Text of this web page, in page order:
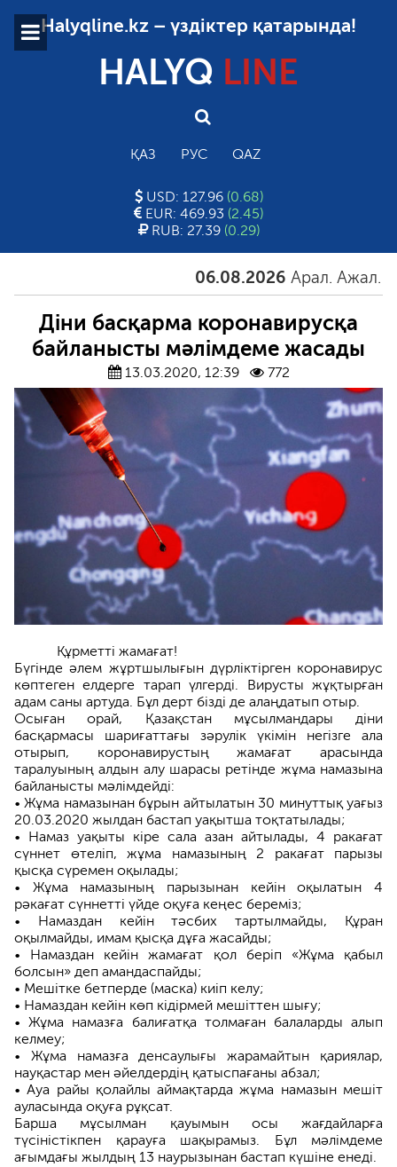
Halyqline.kz – үздіктер қатарында!
HALYQ LINE
ҚАЗ РУС QAZ
USD: 127.96 (0.68)
EUR: 469.93 (2.45)
RUB: 27.39 (0.29)
06.08.2026 Арал. Ажал.
Діни басқарма коронавирусқа
байланысты мәлімдеме жасады
13.03.2020, 12:39 772
Құрметті жамағат!
Бүгінде әлем жұртшылығын дүрліктірген коронавирус
көптеген елдерге тарап үлгерді. Вирусты жұқтырған
адам саны артуда. Бұл дерт бізді де алаңдатып отыр.
Осыған орай, Қазақстан мұсылмандары діни
басқармасы шариғаттағы зәрулік үкімін негізге ала
отырып, коронавирустың жамағат арасында
таралуының алдын алу шарасы ретінде жұма намазына
байланысты мәлімдейді:
• Жұма намазынан бұрын айтылатын 30 минуттық уағыз
20.03.2020 жылдан бастап уақытша тоқтатылады;
• Намаз уақыты кіре сала азан айтылады, 4 ракағат
сүннет өтеліп, жұма намазының 2 ракағат парызы
қысқа сүремен оқылады;
• Жұма намазының парызынан кейін оқылатын 4
рәкағат сүннетті үйде оқуға кеңес береміз;
• Намаздан кейін тәсбих тартылмайды, Құран
оқылмайды, имам қысқа дұға жасайды;
• Намаздан кейін жамағат қол беріп «Жұма қабыл
болсын» деп амандаспайды;
• Мешітке бетперде (маска) киіп келу;
• Намаздан кейін көп кідірмей мешіттен шығу;
• Жұма намазға балиғатқа толмаған балаларды алып
келмеу;
• Жұма намазға денсаулығы жарамайтын қариялар,
науқастар мен әйелдердің қатыспағаны абзал;
• Ауа райы қолайлы аймақтарда жұма намазын мешіт
ауласында оқуға рұқсат.
Барша мұсылман қауымын осы жағдайларға
түсіністікпен қарауға шақырамыз. Бұл мәлімдеме
ағымдағы жылдың 13 наурызынан бастап күшіне енеді.